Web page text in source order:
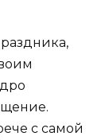
с самой